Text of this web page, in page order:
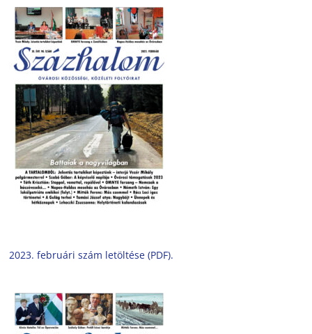
2023. februári szám letöltése (PDF).